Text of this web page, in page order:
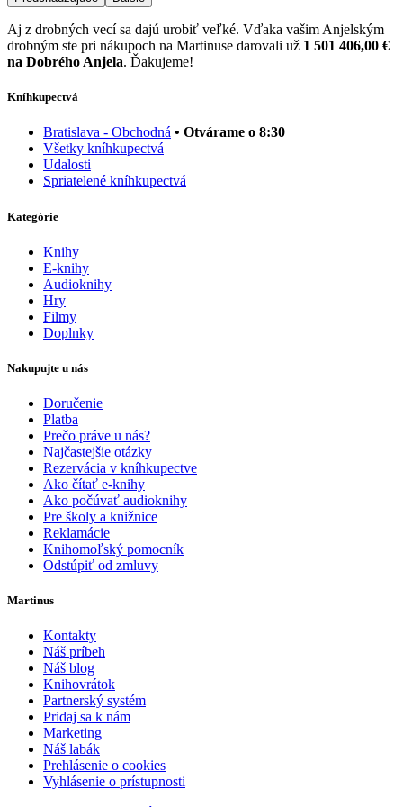
Aj z drobných vecí sa dajú urobiť veľké. Vďaka vašim Anjelským
drobným ste pri nákupoch na Martinuse darovali už 1 501 406,00 €
na Dobrého Anjela. Ďakujeme!
Kníhkupectvá
Bratislava - Obchodná • Otvárame o 8:30
Všetky kníhkupectvá
Udalosti
Spriatelené kníhkupectvá
Kategórie
Knihy
E-knihy
Audioknihy
Hry
Filmy
Doplnky
Nakupujte u nás
Doručenie
Platba
Prečo práve u nás?
Najčastejšie otázky
Rezervácia v kníhkupectve
Ako čítať e-knihy
Ako počúvať audioknihy
Pre školy a knižnice
Reklamácie
Knihomoľský pomocník
Odstúpiť od zmluvy
Martinus
Kontakty
Náš príbeh
Náš blog
Knihovrátok
Partnerský systém
Pridaj sa k nám
Marketing
Náš labák
Prehlásenie o cookies
Vyhlásenie o prístupnosti